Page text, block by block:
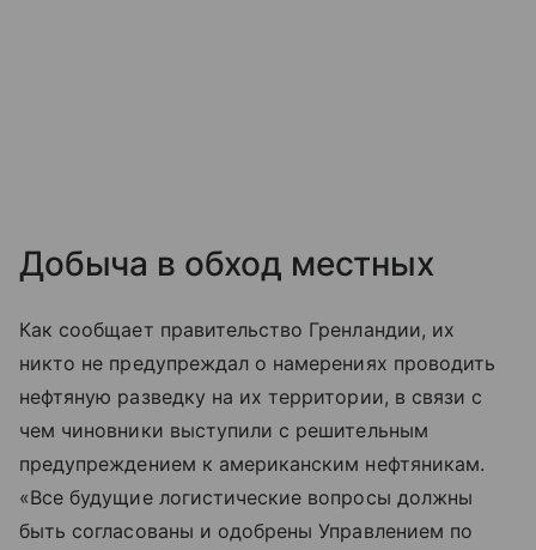
Добыча в обход местных
Как сообщает правительство Гренландии, их
никто не предупреждал о намерениях проводить
нефтяную разведку на их территории, в связи с
чем чиновники выступили с решительным
предупреждением к американским нефтяникам.
«Все будущие логистические вопросы должны
быть согласованы и одобрены Управлением по